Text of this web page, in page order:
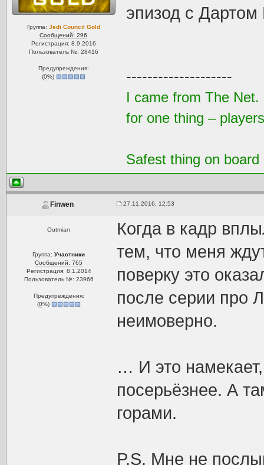
Группа: Jedi Council Gold
Сообщений: 296
Регистрация: 8.9.2016
Пользователь №: 28416
Предупреждения:
(0%)
эпизод с
--------------------
I came from The
for one thing –
Safest thing on board
Finwen 27.11.2016, 12:53
Outmian
Группа:Участники
Сообщений: 765
Регистрация: 8.1.2014
Пользователь №: 23966
Предупреждения:
(0%)
Когда в кадр
тем, что меня
поверку это
после серии про
неимоверно.
… И это
посерьёзнее. А
горами.
P.S. Мне не